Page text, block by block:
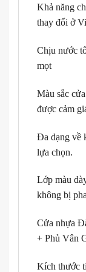
Khả năng
thay đổi ở
Chịu nước
mọt
Màu sắc
được cảm
Đa dạng về
lựa chọn.
Lớp màu
không bị
Cửa nhựa
+ Phủ Vân
Kích thước